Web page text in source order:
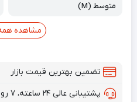
متوسط (M)
مشاهده
تضمین بهترین قیمت بازار
پشتیبانی عالی ۲۴ ساعته، ۷ روز هفته